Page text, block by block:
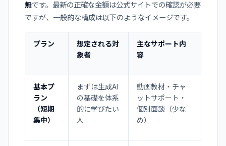
無です。最新の正確な金額は公式サイトでの確認が必要
ですが、一般的な構成は以下のようなイメージです。
プラン
想定される対
象者
主なサポート内
容
基本プ
ラン
（短期
集中）
まずは生成AI
の基礎を体系
的に学びたい
人
動画教材・チャ
ットサポート・
個別面談（少な
め）